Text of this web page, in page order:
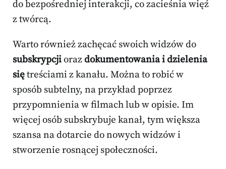
do bezpośredniej interakcji, co zacieśnia więź
z twórcą.
Warto również zachęcać swoich widzów do
subskrypcjiorazdokumentowania i dzielenia
siętreściami z kanału. Można to robić w
sposób subtelny, na przykład poprzez
przypomnienia w filmach lub w opisie. Im
więcej osób subskrybuje kanał, tym większa
szansa na dotarcie do nowych widzów i
stworzenie rosnącej społeczności.